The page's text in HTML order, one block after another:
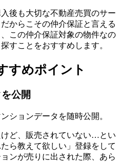
後も大切な不動産売買のサー
からこその仲介保証と言える
この仲介保証対象の物件なの
すことをおすすめします。
すめポイント
公開
ションデータを随時公開。
ど、販売されていない…とい
ら教えて欲しい」登録をして
ンが売りに出された際、 あら